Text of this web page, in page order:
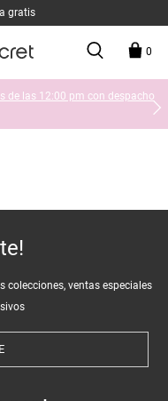
gratis
0
de las 12:00 pm con despacho
colecciones, ventas especiales